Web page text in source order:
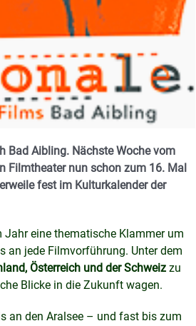
Bad Aibling. Nächste Woche vom
Filmtheater nun schon zum 16. Mal
fest im Kulturkalender der
eine thematische Klammer um
an jede Filmvorführung. Unter dem
Österreich und der Schweiz zu
Blicke in die Zukunft wagen.
an den Aralsee – und fast bis zum